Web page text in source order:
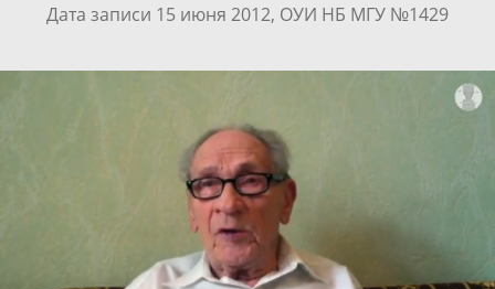
Дата записи 15 июня 2012, ОУИ НБ МГУ №1429